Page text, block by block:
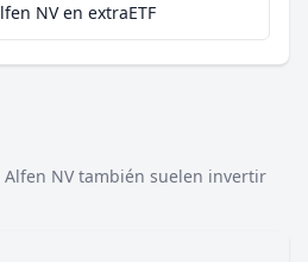
NV en extraETF
NV también suelen invertir